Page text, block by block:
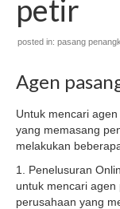
petir
posted in: pasang
Agen
Untuk mencari
yang memasang
melakukan
1. Penelusuran
untuk mencari agen
perusahaan yang